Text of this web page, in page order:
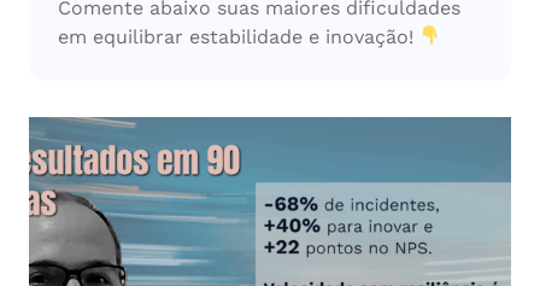
Comente abaixo suas maiores dificuldades
em equilibrar estabilidade e inovação!